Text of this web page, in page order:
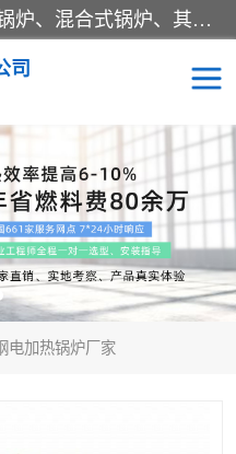
蒸汽锅炉：水管锅炉、火管锅炉、混合式锅炉、其他蒸汽锅炉； 热水锅炉：家用型集中供暖用热水锅炉、其他热水锅炉； 有机热载体锅炉； 船用蒸汽锅炉； （锅炉用辅助设备及装置）蒸汽冷凝器：表面冷凝器、混合式冷凝器、空冷式冷凝器、其他蒸汽冷凝器； 锅炉用辅助设备：节热器、蒸汽收集器、蓄能器、烟垢清除器、气体回收器、泥渣刮除器、空气预热器、其他锅炉用辅助设备；
司
电加热锅炉厂家